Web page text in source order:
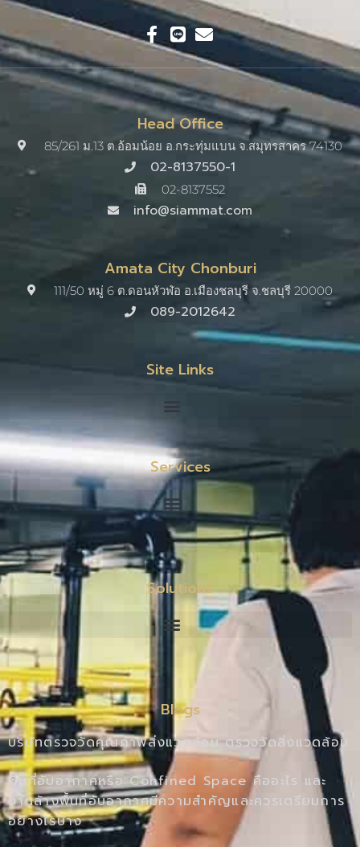
Head Office
85/261 ม.13 ต.อ้อมน้อย อ.กระทุ่มแบน จ.สมุทรสาคร 74130
02-8137550-1
02-8137552
info@siammat.com
Amata City Chonburi
111/50 หมู่ 6 ต.ดอนหัวฬ่อ อ.เมืองชลบุรี จ.ชลบุรี 20000​
089-2012642
Site Links
Services
Solutions
Blogs
บริษัทตรวจวัดคุณภาพสิ่งแวดล้อม ตรวจวัดสิ่งแวดล้อม
พื้นที่อับอากาศหรือ Confined Space คืออะไร และ
งานล้างพื้นที่อับอากาศมีความสำคัญและควรเตรียมการ
อย่างไรบ้าง